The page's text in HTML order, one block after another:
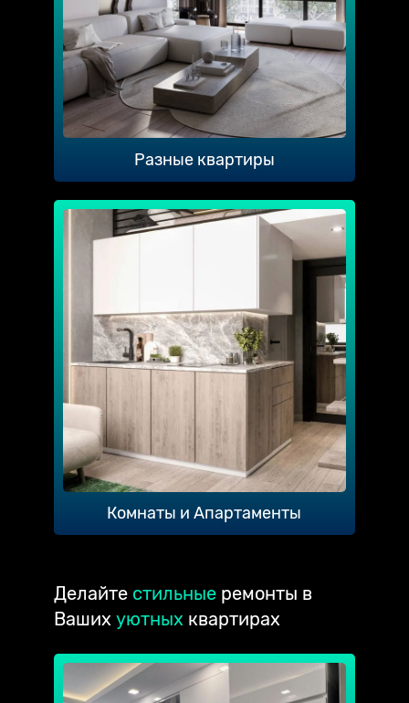
Разные квартиры
Комнаты и Апартаменты
Делайте стильные ремонты в
Ваших уютных квартирах